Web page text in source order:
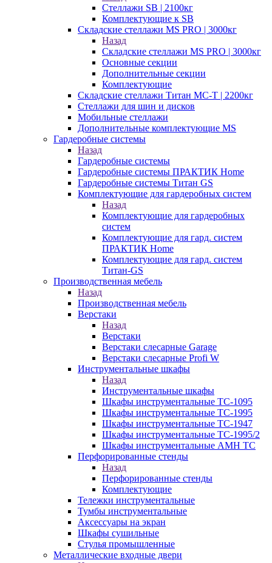
Стеллажи SB | 2100кг
Комплектующие к SB
Складские стеллажи MS PRO | 3000кг
Назад
Складские стеллажи MS PRO | 3000кг
Основные секции
Дополнительные секции
Комплектующие
Складские стеллажи Титан МС-Т | 2200кг
Стеллажи для шин и дисков
Мобильные стеллажи
Дополнительные комплектующие MS
Гардеробные системы
Назад
Гардеробные системы
Гардеробные системы ПРАКТИК Home
Гардеробные системы Титан GS
Комплектующие для гардеробных систем
Назад
Комплектующие для гардеробных
систем
Комплектующие для гард. систем
ПРАКТИК Home
Комплектующие для гард. систем
Титан-GS
Производственная мебель
Назад
Производственная мебель
Верстаки
Назад
Верстаки
Верстаки слесарные Garage
Верстаки слесарные Profi W
Инструментальные шкафы
Назад
Инструментальные шкафы
Шкафы инструментальные TC-1095
Шкафы инструментальные TC-1995
Шкафы инструментальные TC-1947
Шкафы инструментальные TC-1995/2
Шкафы инструментальные AMH TC
Перфорированные стенды
Назад
Перфорированные стенды
Комплектующие
Тележки инструментальные
Тумбы инструментальные
Аксессуары на экран
Шкафы сушильные
Стулья промышленные
Металлические входные двери